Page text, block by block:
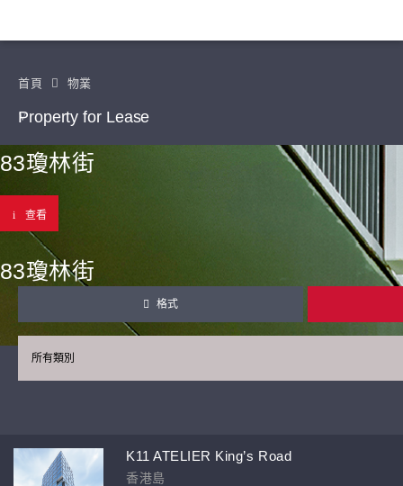
首頁 物業
Property for Lease
83瓊林街
查看
83瓊林街
格式
所有類別
K11 ATELIER King’s Road
香港島